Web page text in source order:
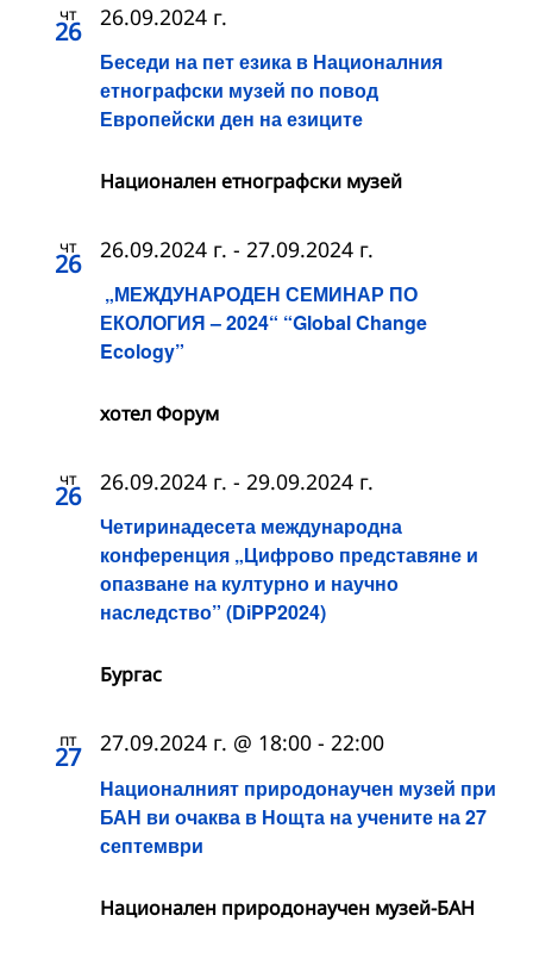
чт
26
Беседи на пет езика в Националния
етнографски музей по повод
Европейски ден на езиците
26.09.2024 г.
Национален етнографски музей
чт
26
„МЕЖДУНАРОДЕН СЕМИНАР ПО
ЕКОЛОГИЯ – 2024“ “Global Change
Ecology”
26.09.2024 г. - 27.09.2024 г.
хотел Форум
чт
26
Четиринадесета международна
конференция „Цифрово представяне и
опазване на културно и научно
наследство” (DiPP2024)
26.09.2024 г. - 29.09.2024 г.
Бургас
пт
27
Националният природонаучен музей при
БАН ви очаква в Нощта на учените на 27
септември
27.09.2024 г. @ 18:00 - 22:00
Национален природонаучен музей-БАН